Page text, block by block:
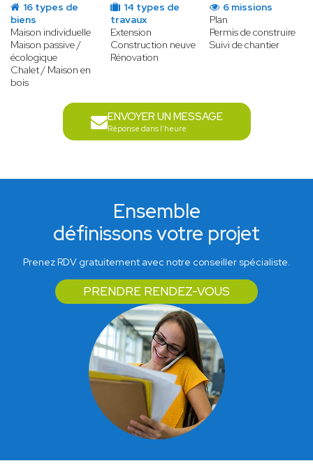
16 types de
biens
Maison individuelle
Maison passive /
écologique
Chalet / Maison en
bois
14 types de
travaux
Extension
Construction neuve
Rénovation
6 missions
Plan
Permis de construire
Suivi de chantier
ENVOYER UN MESSAGE
Réponse dans l'heure
Ensemble
définissons votre projet
Prenez RDV gratuitement avec notre conseiller spécialiste.
PRENDRE RENDEZ-VOUS